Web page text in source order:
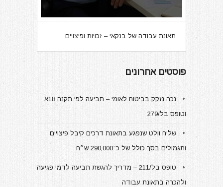
תאונת עבודה של בנקאי – זכויות ופיצויים
פוסטים אחרונים
נכה נזקק בביטוח לאומי – תביעה לפי תקנה 18א
וטופס בל/279
שליח וולט שנפגע בתאונת דרכים קיבל פיצויים
ותגמולים בסך כולל של כ־290,000 ש״ח
טופס בל/211 – מדריך להגשת תביעה לדמי פגיעה
ולהכרה בתאונת עבודה